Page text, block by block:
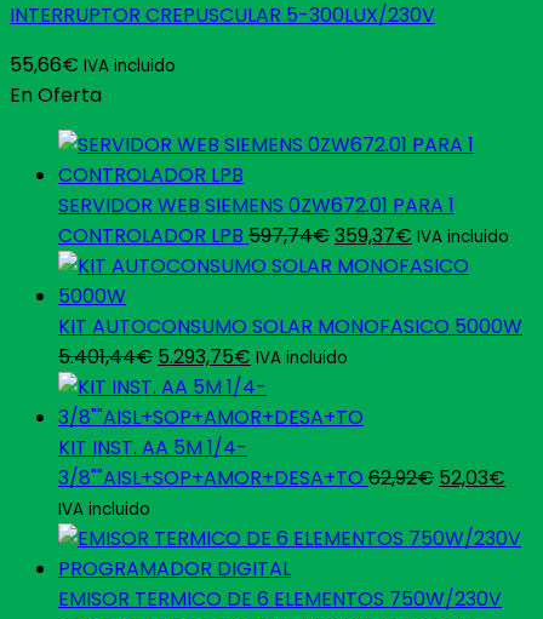
INTERRUPTOR CREPUSCULAR 5-300LUX/230V
55,66€ IVA incluido
En Oferta
SERVIDOR WEB SIEMENS 0ZW672.01 PARA 1
CONTROLADOR LPB 597,74€El
precio
era:
597,74€.
359,37€ El
precio
es:
IVA incluido
KIT AUTOCONSUMO SOLAR MONOFASICO 5000W
5.401,44€ El
precio
original
era:
5.401,44€.
5.293,75€ El
precio
actual
5.293,75€.
IVA incluido
KIT INST. AA 5M 1/4-
3/8""AISL+SOP+AMOR+DESA+TO 62,92€ El
original
62,92€.
52,03€
IVA incluido
EMISOR TERMICO DE 6 ELEMENTOS 750W/230V